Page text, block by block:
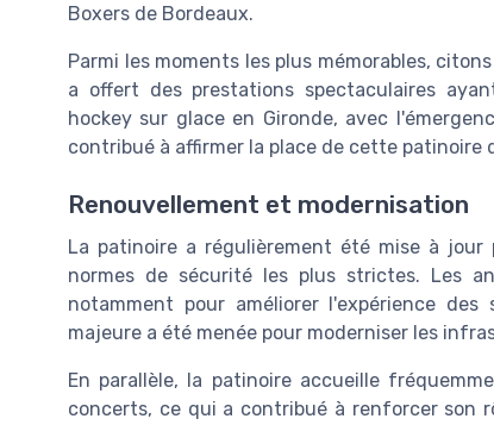
Boxers de Bordeaux.
Parmi les moments les plus mémorables,
a offert des prestations spectaculaires
hockey sur glace en Gironde, avec
contribué à affirmer la place de cette patinoire
Renouvellement et modernisation
La patinoire a régulièrement été mise à
normes de sécurité les plus strictes. Les
notamment pour améliorer l'expérience
majeure a été menée pour moderniser les
En parallèle, la patinoire accueille
concerts, ce qui a contribué à renforcer son